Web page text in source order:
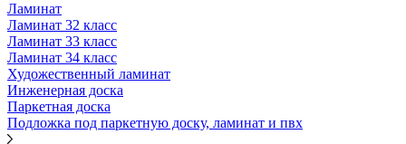
Ламинат
Ламинат 32 класс
Ламинат 33 класс
Ламинат 34 класс
Художественный ламинат
Инженерная доска
Паркетная доска
Подложка под паркетную доску, ламинат и пвх